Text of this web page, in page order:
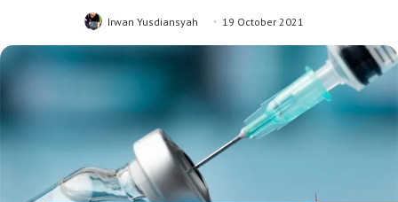
Irwan Yusdiansyah 19 October 2021